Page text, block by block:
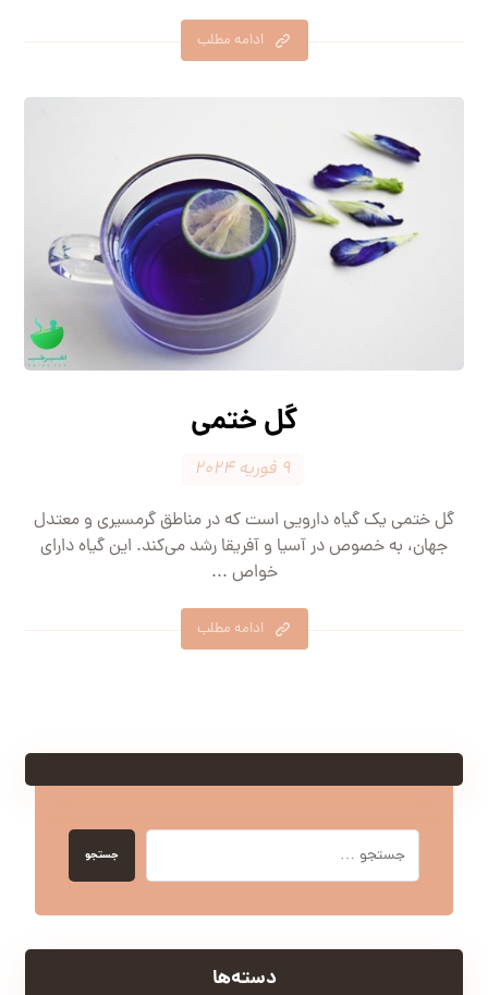
ادامه مطلب
گل ختمی
۹ فوریه ۲۰۲۴
گل ختمی یک گیاه دارویی است که در مناطق گرمسیری و معتدل
جهان، به خصوص در آسیا و آفریقا رشد می‌کند. این گیاه دارای
خواص ...
ادامه مطلب
جستجو
دسته‌ها